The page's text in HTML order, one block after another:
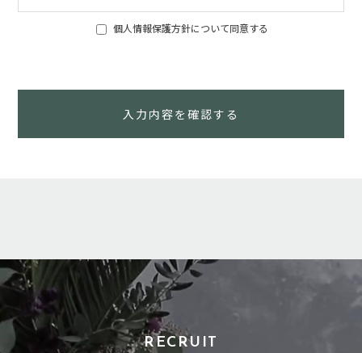
当社は、個人情報の重要性を認識し、個人情報を取り扱うにあ
たっては、「個人情報の保護に関する法律」をはじめとする関
個人情報保護方針について同意する
RECRUIT